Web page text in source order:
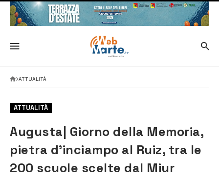
ATTUALITÀ
ATTUALITÀ
Augusta| Giorno della Memoria,
pietra d’inciampo al Ruiz, tra le
200 scuole scelte dal Miur